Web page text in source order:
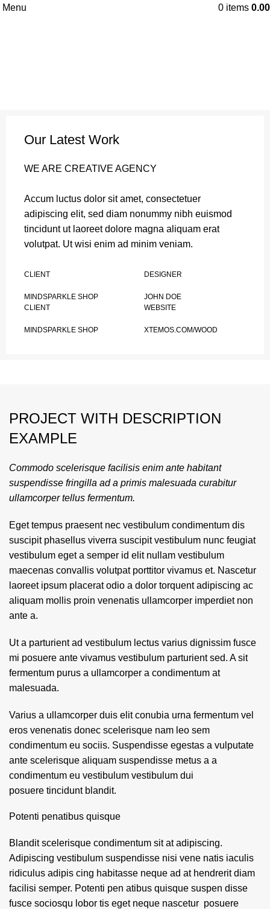
Menu 0 items 0.00
Our Latest Work
WE ARE CREATIVE AGENCY
Accum luctus dolor sit amet, consectetuer
adipiscing elit, sed diam nonummy nibh euismod
tincidunt ut laoreet dolore magna aliquam erat
volutpat. Ut wisi enim ad minim veniam.
CLIENT
MINDSPARKLE SHOP
DESIGNER
JOHN DOE
CLIENT
MINDSPARKLE SHOP
WEBSITE
XTEMOS.COM/WOOD
PROJECT WITH DESCRIPTION
EXAMPLE
Commodo scelerisque facilisis enim ante habitant
suspendisse fringilla ad a primis malesuada curabitur
ullamcorper tellus fermentum.
Eget tempus praesent nec vestibulum condimentum dis
suscipit phasellus viverra suscipit vestibulum nunc feugiat
vestibulum eget a semper id elit nullam vestibulum
maecenas convallis volutpat porttitor vivamus et. Nascetur
laoreet ipsum placerat odio a dolor torquent adipiscing ac
aliquam mollis proin venenatis ullamcorper imperdiet non
ante a.
Ut a parturient ad vestibulum lectus varius dignissim fusce
mi posuere ante vivamus vestibulum parturient sed. A sit
fermentum purus a ullamcorper a condimentum at
malesuada.
Varius a ullamcorper duis elit conubia urna fermentum vel
eros venenatis donec scelerisque nam leo sem
condimentum eu sociis. Suspendisse egestas a vulputate
ante scelerisque aliquam suspendisse metus a a
condimentum eu vestibulum vestibulum dui
posuere tincidunt blandit.
Potenti penatibus quisque
Blandit scelerisque condimentum sit at adipiscing.
Adipiscing vestibulum suspendisse nisi vene natis iaculis
ridiculus adipis cing habitasse neque ad at hendrerit diam
facilisi semper. Potenti pen atibus quisque suspen disse
fusce sociosqu lobor tis eget neque nascetur posuere